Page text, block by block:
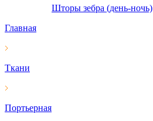
Шторы зебра (день-ночь)
Главная
Ткани
Портьерная